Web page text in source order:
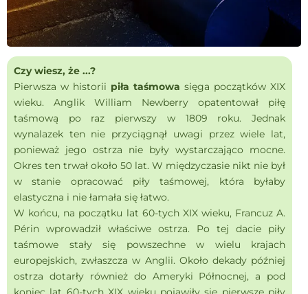
Czy wiesz, że ...?
Pierwsza w historii piła taśmowa sięga początków XIX
wieku. Anglik William Newberry opatentował piłę
taśmową po raz pierwszy w 1809 roku. Jednak
wynalazek ten nie przyciągnął uwagi przez wiele lat,
ponieważ jego ostrza nie były wystarczająco mocne.
Okres ten trwał około 50 lat. W międzyczasie nikt nie był
w stanie opracować piły taśmowej, która byłaby
elastyczna i nie łamała się łatwo.
W końcu, na początku lat 60-tych XIX wieku, Francuz A.
Périn wprowadził właściwe ostrza. Po tej dacie piły
taśmowe stały się powszechne w wielu krajach
europejskich, zwłaszcza w Anglii. Około dekady później
ostrza dotarły również do Ameryki Północnej, a pod